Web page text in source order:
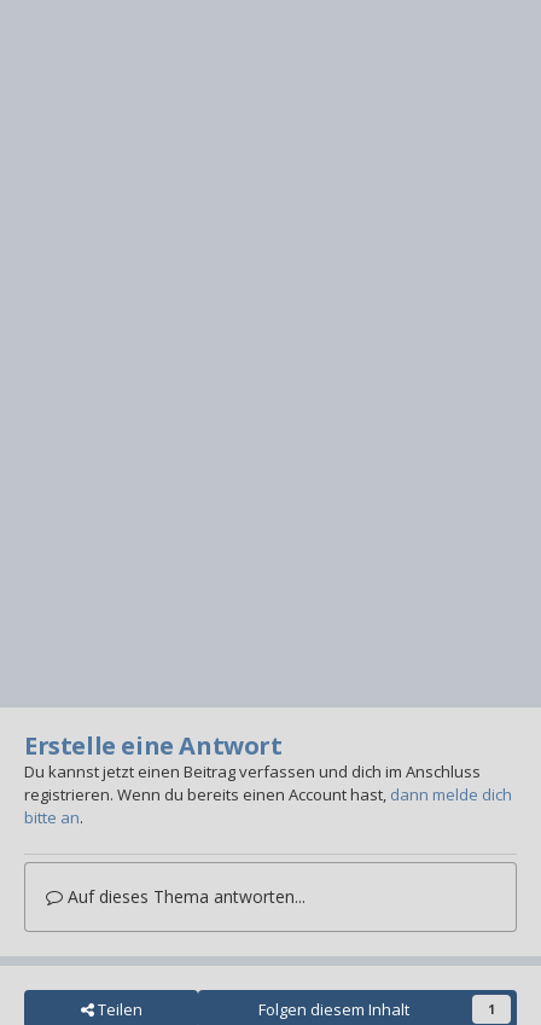
Erstelle eine Antwort
Du kannst jetzt einen Beitrag verfassen und dich im Anschluss
registrieren. Wenn du bereits einen Account hast, dann melde dich
bitte an.
Auf dieses Thema antworten...
Teilen Folgen diesem Inhalt 1